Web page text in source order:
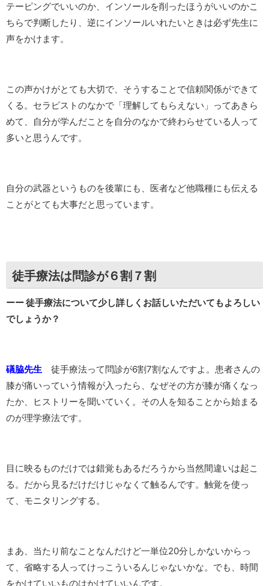
テーピングでいいのか、インソールを削ったほうがいいのかこ
ちらで判断したり、逆にインソールいれたいときは必ず先生に
声をかけます。
この声かけがとても大切で、そうすることで信頼関係ができて
くる。セラピストのなかで「理解してもらえない」ってあきら
めて、自分が学んだことを自分のなかで終わらせている人って
多いと思うんです。
自分の武器というものを後輩にも、医者など他職種にも伝える
ことがとても大事だと思っています。
徒手療法は問診が６割７割
ーー 徒手療法について少し詳しくお話しいただいてもよろしい
でしょうか？
礒脇先生
徒手療法って問診が6割7割なんですよ。患者さんの
膝が痛いっていう情報が入ったら、なぜその方が膝が痛くなっ
たか、ヒストリーを聞いていく。その人を知ることから始まる
のが理学療法です。
目に映るものだけでは錯覚もあるだろうから当然間違いは起こ
る。だから見るだけだけじゃなくて触るんです。触覚を使っ
て、モニタリングする。
まあ、当たり前なことなんだけど一単位20分しかないからっ
て、省略する人ってけっこういるんじゃないかな。でも、時間
をかけていいものはかけていいんです。